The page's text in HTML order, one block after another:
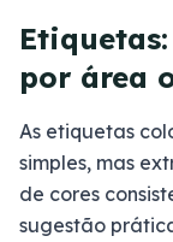
por área
As etiquetas
simples, mas
de cores
sugestão